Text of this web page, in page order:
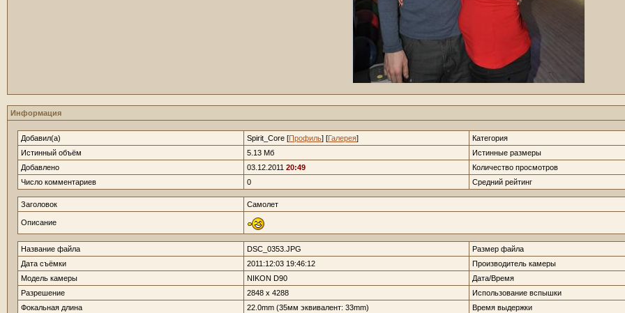
Информация
Добавил(а) Spirit_Core [Профиль] [Галерея]
Категория
Истинный объём
5.13 Мб
Истинные размеры
Добавлено
03.12.2011 20:49
Количество просмотров
Число комментариев
0 Средний рейтинг
Заголовок Самолет
Описание
Название файла DSC_0353.JPG
Размер файла
Дата съёмки
2011:12:03 19:46:12
Производитель камеры
Модель камеры
NIKON D90
Дата/Время
Разрешение
2848 x 4288
Использование вспышки
Фокальная длина
22.0mm (35мм эквивалент: 33mm) Время выдержки